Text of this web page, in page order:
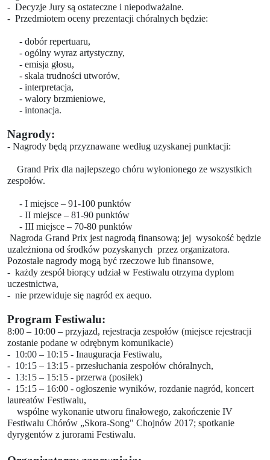
- Decyzje Jury są ostateczne i niepodważalne.
- Przedmiotem oceny prezentacji chóralnych będzie:
- dobór repertuaru,
- ogólny wyraz artystyczny,
- emisja głosu,
- skala trudności utworów,
- interpretacja,
- walory brzmieniowe,
- intonacja.
Nagrody:
- Nagrody będą przyznawane według uzyskanej punktacji:
Grand Prix dla najlepszego chóru wyłonionego ze wszystkich
zespołów.
- I miejsce – 91-100 punktów
- II miejsce – 81-90 punktów
- III miejsce – 70-80 punktów
Nagroda Grand Prix jest nagrodą finansową; jej wysokość będzie
uzależniona od środków pozyskanych przez organizatora.
Pozostałe nagrody mogą być rzeczowe lub finansowe,
- każdy zespół biorący udział w Festiwalu otrzyma dyplom
uczestnictwa,
- nie przewiduje się nagród ex aequo.
Program Festiwalu:
8:00 – 10:00 – przyjazd, rejestracja zespołów (miejsce rejestracji
zostanie podane w odrębnym komunikacie)
- 10:00 – 10:15 - Inauguracja Festiwalu,
- 10:15 – 13:15 - przesłuchania zespołów chóralnych,
- 13:15 – 15:15 - przerwa (posiłek)
- 15:15 – 16:00 - ogłoszenie wyników, rozdanie nagród, koncert
laureatów Festiwalu,
wspólne wykonanie utworu finałowego, zakończenie IV
Festiwalu Chórów „Skora-Song" Chojnów 2017; spotkanie
dyrygentów z jurorami Festiwalu.